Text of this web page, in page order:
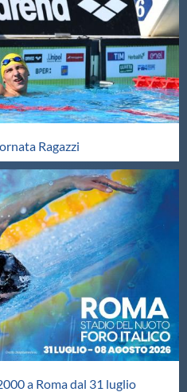
Ragazzi
a Roma dal 31 luglio